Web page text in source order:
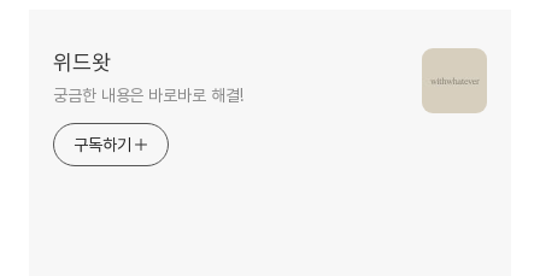
위드왓
궁금한 내용은 바로바로 해결!
구독하기